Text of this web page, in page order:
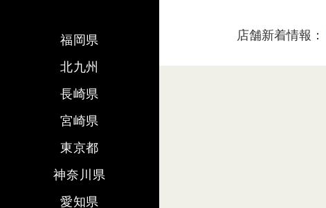
店舗新着情報：
福岡県
北九州
長崎県
宮崎県
東京都
神奈川県
愛知県